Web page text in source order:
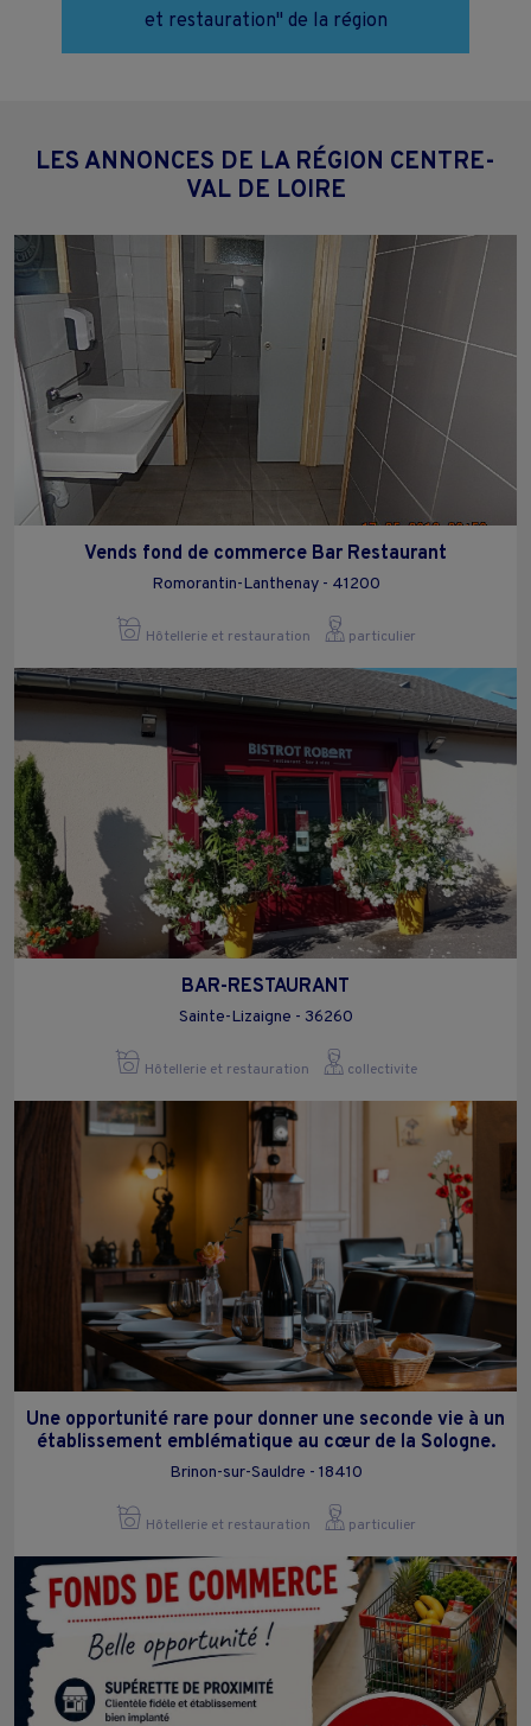
et restauration" de la région
LES ANNONCES DE LA RÉGION CENTRE-
VAL DE LOIRE
Vends fond de commerce Bar Restaurant
Romorantin-Lanthenay - 41200
Hôtellerie et restauration particulier
BAR-RESTAURANT
Sainte-Lizaigne - 36260
Hôtellerie et restauration collectivite
Une opportunité rare pour donner une seconde vie à un
établissement emblématique au cœur de la Sologne.
Brinon-sur-Sauldre - 18410
Hôtellerie et restauration particulier